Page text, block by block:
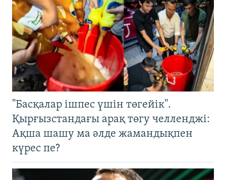
"Басқалар ішпес үшін төгейік".
Қырғызстандағы арақ төгу челленджі:
Ақша шашу ма әлде жамандықпен
күрес пе?